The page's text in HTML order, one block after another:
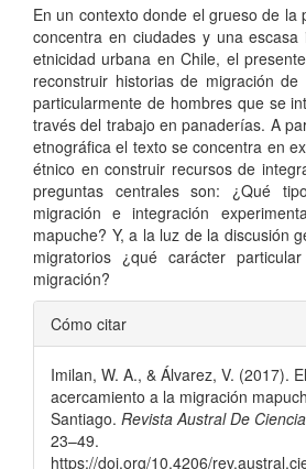
En un contexto donde el grueso de la
concentra en ciudades y una escasa
etnicidad urbana en Chile, el
reconstruir historias de migración
particularmente de hombres que se
través del trabajo en panaderías. A
etnográfica el texto se concentra en
étnico en construir recursos de
preguntas centrales son: ¿Qué
migración e integración
mapuche? Y, a la luz de la discusión
migratorios ¿qué carácter
migración?
Detalles
del
artículo
Cómo citar
Imilan, W. A., & Álvarez, V. (2017).
acercamiento a la migración
Santiago. Revista Austral De
23–49.
https://doi.org/10.4206/